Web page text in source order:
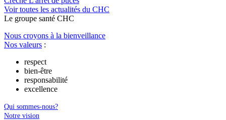
Voir toutes les actualités du CHC
Le groupe santé CHC
Nous croyons à la bienveillance
Nos valeurs :
respect
bien-être
responsabilité
excellence
Qui sommes-nous?
Notre vision